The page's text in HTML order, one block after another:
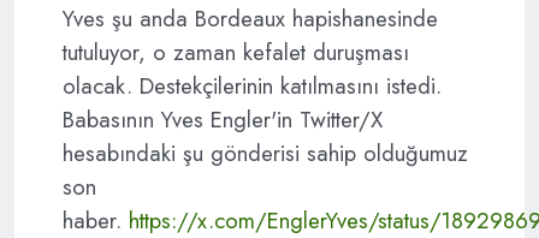
Yves şu anda Bordeaux hapishanesinde
tutuluyor, o zaman kefalet duruşması
olacak. Destekçilerinin katılmasını istedi.
Babasının Yves Engler'in Twitter/X
hesabındaki şu gönderisi sahip olduğumuz
son
haber. https://x.com/EnglerYves/status/